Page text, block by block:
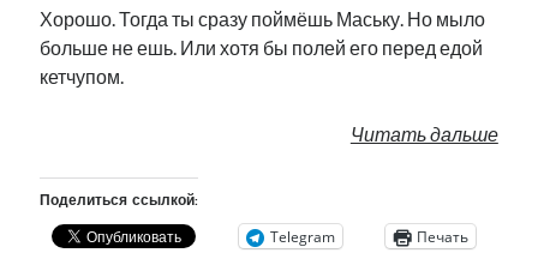
Хорошо. Тогда ты сразу поймёшь Маську. Но мыло
больше не ешь. Или хотя бы полей его перед едой
кетчупом.
Читать дальше
Поделиться ссылкой:
Telegram Печать